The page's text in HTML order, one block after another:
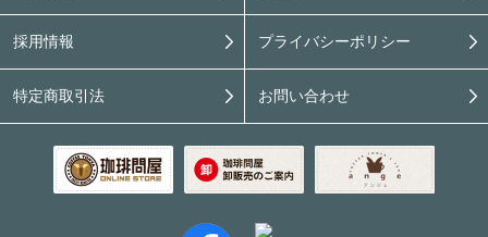
採用情報 プライバシーポリシー
特定商取引法 お問い合わせ